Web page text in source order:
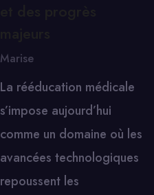
Marise
La rééducation médicale
s’impose aujourd’hui
comme un domaine où les
avancées technologiques
repoussent les